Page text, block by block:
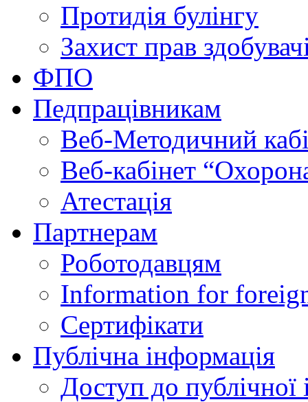
Протидія булінгу
Захист прав
ФПО
Педпрацівникам
Веб-Методичний
Веб-кабінет
Атестація
Партнерам
Роботодавцям
Information for
Сертифікати
Публічна інформація
Доступ до публічної